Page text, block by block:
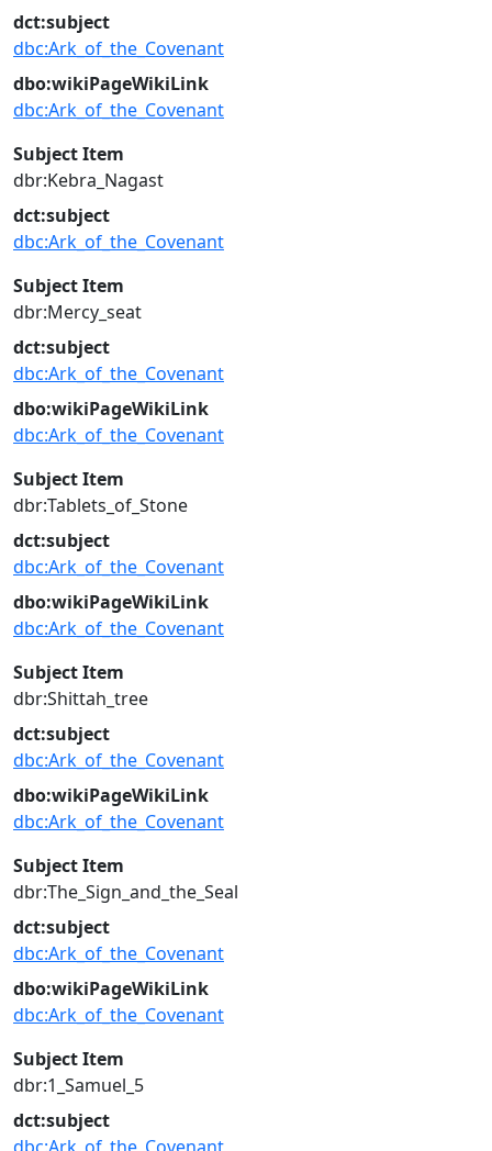
dct:subject
dbc:Ark_of_the_Covenant
dbo:wikiPageWikiLink
dbc:Ark_of_the_Covenant
Subject Item
dbr:Kebra_Nagast
dct:subject
dbc:Ark_of_the_Covenant
Subject Item
dbr:Mercy_seat
dct:subject
dbc:Ark_of_the_Covenant
dbo:wikiPageWikiLink
dbc:Ark_of_the_Covenant
Subject Item
dbr:Tablets_of_Stone
dct:subject
dbc:Ark_of_the_Covenant
dbo:wikiPageWikiLink
dbc:Ark_of_the_Covenant
Subject Item
dbr:Shittah_tree
dct:subject
dbc:Ark_of_the_Covenant
dbo:wikiPageWikiLink
dbc:Ark_of_the_Covenant
Subject Item
dbr:The_Sign_and_the_Seal
dct:subject
dbc:Ark_of_the_Covenant
dbo:wikiPageWikiLink
dbc:Ark_of_the_Covenant
Subject Item
dbr:1_Samuel_5
dct:subject